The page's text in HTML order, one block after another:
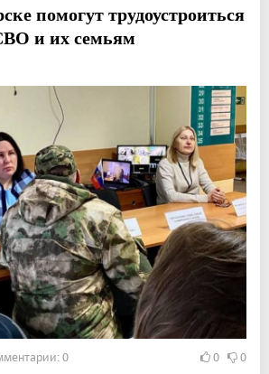
помогут трудоустроиться
и их семьям
0 0 0